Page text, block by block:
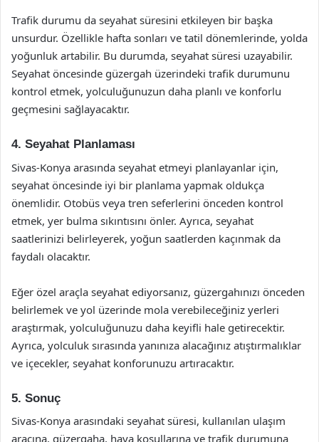
Trafik durumu da seyahat süresini etkileyen bir başka
unsurdur. Özellikle hafta sonları ve tatil dönemlerinde, yolda
yoğunluk artabilir. Bu durumda, seyahat süresi uzayabilir.
Seyahat öncesinde güzergah üzerindeki trafik durumunu
kontrol etmek, yolculuğunuzun daha planlı ve konforlu
geçmesini sağlayacaktır.
4. Seyahat Planlaması
Sivas-Konya arasında seyahat etmeyi planlayanlar için,
seyahat öncesinde iyi bir planlama yapmak oldukça
önemlidir. Otobüs veya tren seferlerini önceden kontrol
etmek, yer bulma sıkıntısını önler. Ayrıca, seyahat
saatlerinizi belirleyerek, yoğun saatlerden kaçınmak da
faydalı olacaktır.
Eğer özel araçla seyahat ediyorsanız, güzergahınızı önceden
belirlemek ve yol üzerinde mola verebileceğiniz yerleri
araştırmak, yolculuğunuzu daha keyifli hale getirecektir.
Ayrıca, yolculuk sırasında yanınıza alacağınız atıştırmalıklar
ve içecekler, seyahat konforunuzu artıracaktır.
5. Sonuç
Sivas-Konya arasındaki seyahat süresi, kullanılan ulaşım
aracına, güzergaha, hava koşullarına ve trafik durumuna